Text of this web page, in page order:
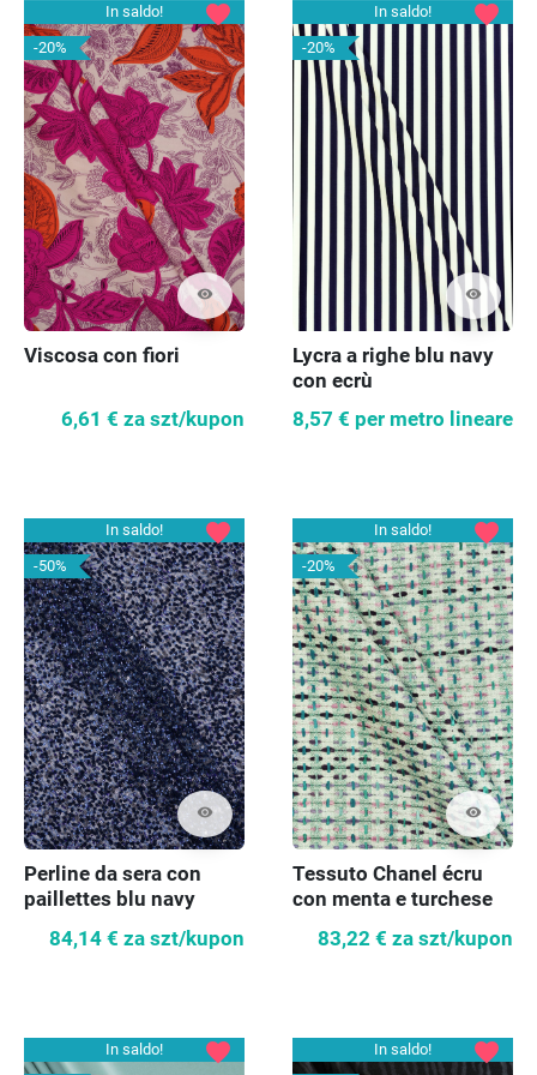
In saldo!
-20%
visibility
favorite
Viscosa con fiori
6,61 € za szt/kupon
In saldo!
-20%
visibility
favorite
Lycra a righe blu navy
con ecrù
8,57 € per metro lineare
In saldo!
-50%
visibility
favorite
Perline da sera con
paillettes blu navy
84,14 € za szt/kupon
In saldo!
-20%
visibility
favorite
Tessuto Chanel écru
con menta e turchese
83,22 € za szt/kupon
In saldo! favorite In saldo! favorite